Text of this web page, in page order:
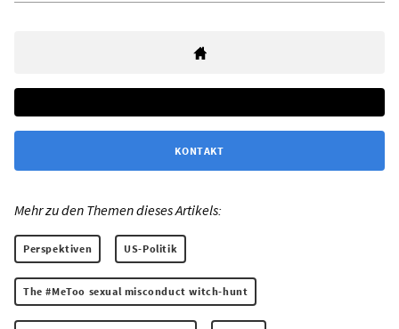
KONTAKT
Mehr zu den Themen dieses Artikels:
Perspektiven US-Politik
The #MeToo sexual misconduct witch-hunt